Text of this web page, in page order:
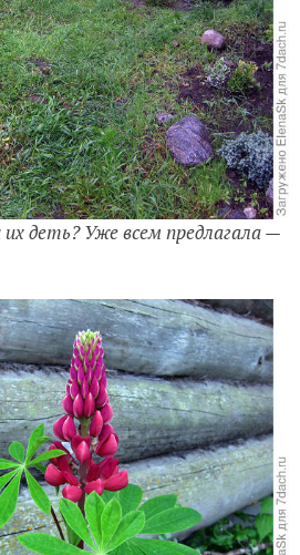
деть? Уже всем предлагала —